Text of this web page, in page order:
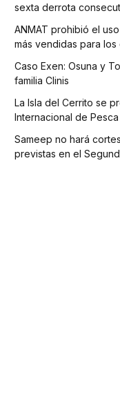
sexta derrota
ANMAT prohibió el
más vendidas para
Caso Exen: Osuna y
familia Clinis
La Isla del Cerrito se
Internacional de
Sameep no hará
previstas en el